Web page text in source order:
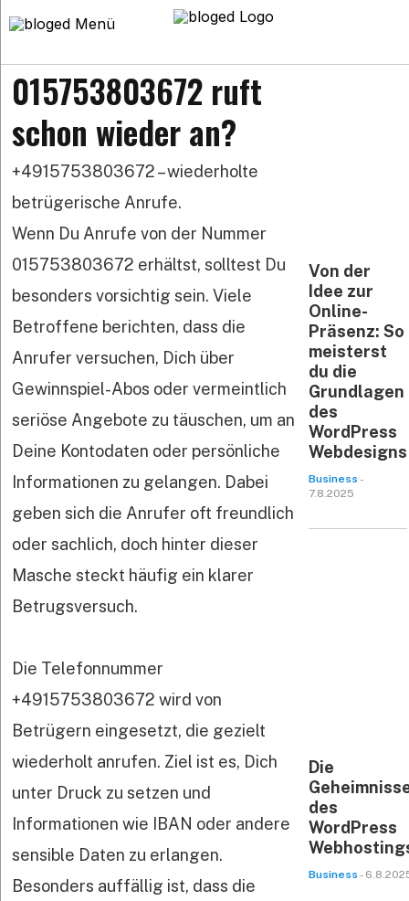
Startseite > 015753803672 ruft schon wieder an?
015753803672 ruft
schon wieder an?
+4915753803672 – wiederholte
betrügerische Anrufe.
Wenn Du Anrufe von der Nummer
015753803672 erhältst, solltest Du
besonders vorsichtig sein. Viele
Betroffene berichten, dass die
Anrufer versuchen, Dich über
Gewinnspiel-Abos oder vermeintlich
seriöse Angebote zu täuschen, um an
Deine Kontodaten oder persönliche
Informationen zu gelangen. Dabei
geben sich die Anrufer oft freundlich
oder sachlich, doch hinter dieser
Masche steckt häufig ein klarer
Betrugsversuch.
Die Telefonnummer
+4915753803672 wird von
Betrügern eingesetzt, die gezielt
wiederholt anrufen. Ziel ist es, Dich
unter Druck zu setzen und
Informationen wie IBAN oder andere
sensible Daten zu erlangen.
Besonders auffällig ist, dass die
Von der
Idee zur
Online-
Präsenz: So
meisterst
du die
Grundlagen
des
WordPress
Webdesigns
Business -
7.8.2025
Die
des
WordPress
Business -